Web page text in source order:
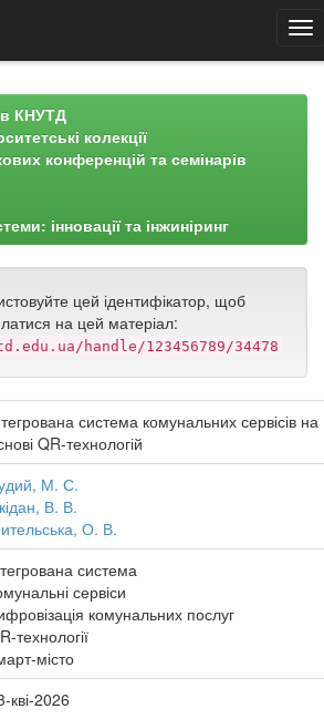
КНУТД
колекції
конференцій та семінарів
інновації та інжиніринг
цей ідентифікатор, щоб
на цей матеріал:
handle/123456789/34478
система комунальних сервісів на
QR-технологій
М. С.
В. В.
О. В.
система
сервіси
комунальних послуг
технології
місто
кві-2026